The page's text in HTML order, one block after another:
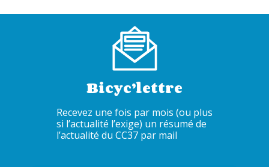
Bicyc’lettre
Recevez une fois par mois (ou plus
si l’actualité l’exige) un résumé de
l’actualité du CC37 par mail